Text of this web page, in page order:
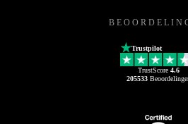
Trustpilot
TrustScore 4.6
205533